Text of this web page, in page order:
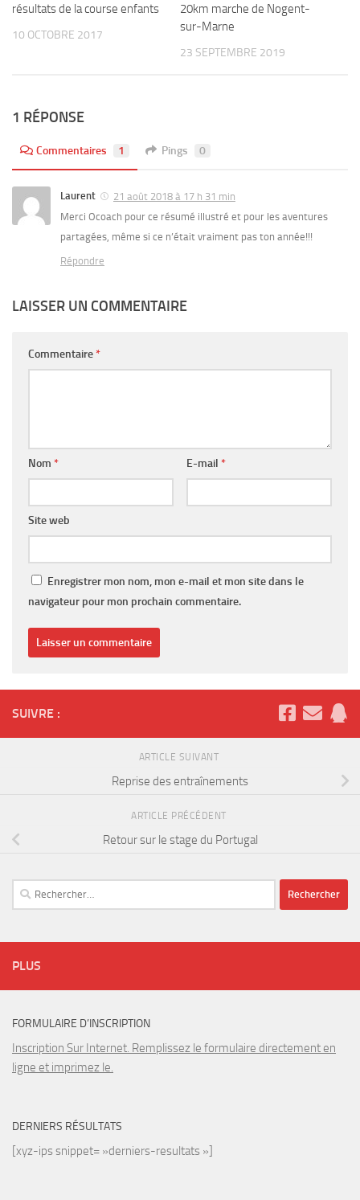
résultats de la course enfants
10 OCTOBRE 2017
20km marche de Nogent-
sur-Marne
23 SEPTEMBRE 2019
1 RÉPONSE
Commentaires 1 Pings 0
Laurent
21 août 2018 à 17 h 31 min
Merci Ocoach pour ce résumé illustré et pour les aventures
partagées, même si ce n’était vraiment pas ton année!!!
Répondre
LAISSER UN COMMENTAIRE
Commentaire*
Nom * E-mail *
Site web
Enregistrer mon nom, mon e-mail et mon site dans le
navigateur pour mon prochain commentaire.
SUIVRE :
ARTICLE SUIVANT
Reprise des entraînements
ARTICLE PRÉCÉDENT
Retour sur le stage du Portugal
Rechercher :
PLUS
FORMULAIRE D’INSCRIPTION
Inscription Sur Internet. Remplissez le formulaire directement en
ligne et imprimez le.
DERNIERS RÉSULTATS
[xyz-ips snippet= »derniers-resultats »]